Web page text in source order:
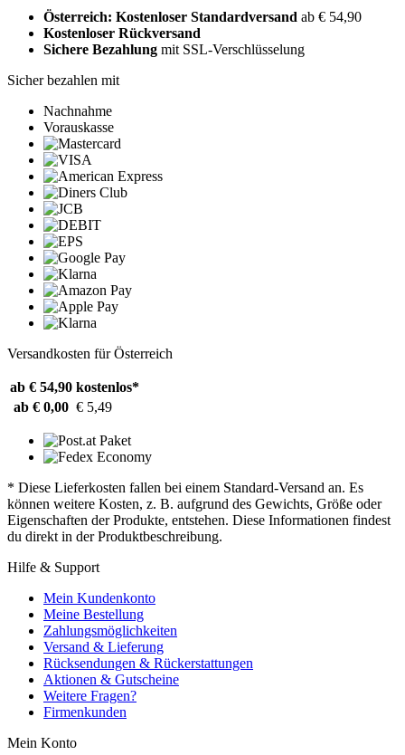
Österreich: Kostenloser Standardversand ab € 54,90
Kostenloser Rückversand
Sichere Bezahlung mit SSL-Verschlüsselung
Sicher bezahlen mit
Nachnahme
Vorauskasse
Versandkosten für Österreich
ab € 54,90 kostenlos*
ab € 0,00 € 5,49
* Diese Lieferkosten fallen bei einem Standard-Versand an. Es
können weitere Kosten, z. B. aufgrund des Gewichts, Größe oder
Eigenschaften der Produkte, entstehen. Diese Informationen findest
du direkt in der Produktbeschreibung.
Hilfe & Support
Mein Kundenkonto
Meine Bestellung
Zahlungsmöglichkeiten
Versand & Lieferung
Rücksendungen & Rückerstattungen
Aktionen & Gutscheine
Weitere Fragen?
Firmenkunden
Mein Konto